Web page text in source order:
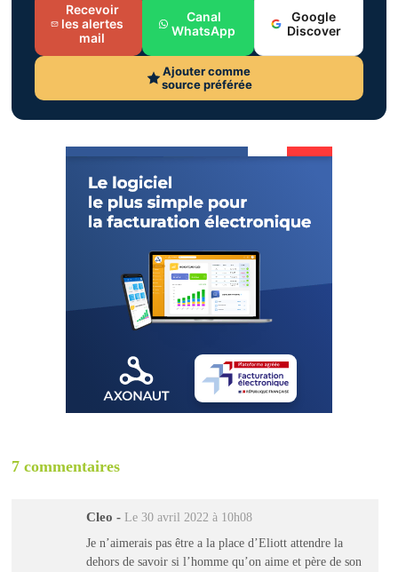
Recevoir
les alertes
mail
Canal
WhatsApp
Google
Discover
Ajouter comme
source préférée
7 commentaires
Cleo - Le 30 avril 2022 à 10h08
Je n’aimerais pas être a la place d’Eliott attendre la
dehors de savoir si l’homme qu’on aime et père de son